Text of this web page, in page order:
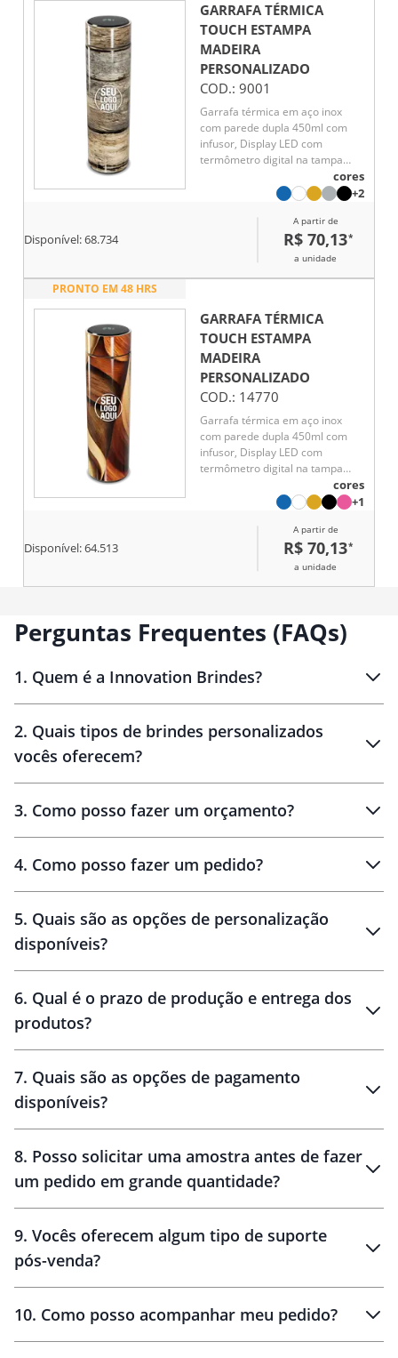
GARRAFA TÉRMICA
TOUCH ESTAMPA
MADEIRA
PERSONALIZADO
COD.: 9001
Garrafa térmica em aço inox
com parede dupla 450ml com
infusor, Display LED com
termômetro digital na tampa
para indicar a temperatura do
líquido, Conserva líquido quente
cores
+2
Disponível:68.734
A partir de
R$ 70,13*
a unidade
PRONTO EM 48 HRS
GARRAFA TÉRMICA
TOUCH ESTAMPA
MADEIRA
PERSONALIZADO
COD.: 14770
Garrafa térmica em aço inox
com parede dupla 450ml com
infusor, Display LED com
termômetro digital na tampa
para indicar a temperatura do
líquido, Conserva líquido quente
cores
+1
Disponível:64.513
A partir de
R$ 70,13*
a unidade
Perguntas Frequentes (FAQs)
1. Quem é a Innovation Brindes?
Brindes personalizados
2. Quais tipos de brindes personalizados
vocês oferecem?
personalizados
3. Como posso fazer um orçamento?
brinde
personalização
4. Como posso fazer um pedido?
amostra virtual
5. Quais são as opções de personalização
disponíveis?
6. Qual é o prazo de produção e entrega dos
produtos?
10 dias
brinde
48 horas
7. Quais são as opções de pagamento
disponíveis?
8. Posso solicitar uma amostra antes de fazer
um pedido em grande quantidade?
amostras
9. Vocês oferecem algum tipo de suporte
pós-venda?
10. Como posso acompanhar meu pedido?